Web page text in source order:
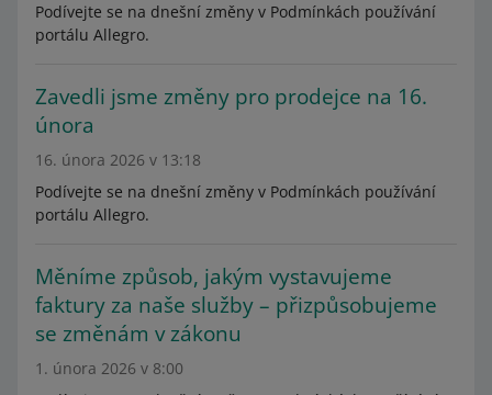
Podívejte se na dnešní změny v Podmínkách používání
portálu Allegro.
Zavedli jsme změny pro prodejce na 16.
února
16. února 2026 v 13:18
Podívejte se na dnešní změny v Podmínkách používání
portálu Allegro.
Měníme způsob, jakým vystavujeme
faktury za naše služby – přizpůsobujeme
se změnám v zákonu
1. února 2026 v 8:00